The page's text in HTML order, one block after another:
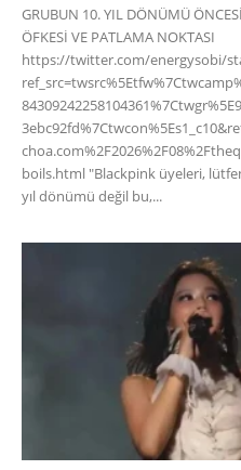
GRUBUN 10. YIL DÖNÜMÜ
ÖFKESİ VE PATLAMA NOKTASI
https://twitter.com/energysobi/
boils.html "Blackpink üyeleri,
yıl dönümü değil bu,...